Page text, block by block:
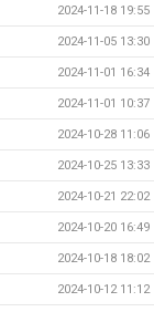
2024-11-18 19:55
2024-11-05 13:30
2024-11-01 16:34
2024-11-01 10:37
2024-10-28 11:06
2024-10-25 13:33
2024-10-21 22:02
2024-10-20 16:49
2024-10-18 18:02
2024-10-12 11:12